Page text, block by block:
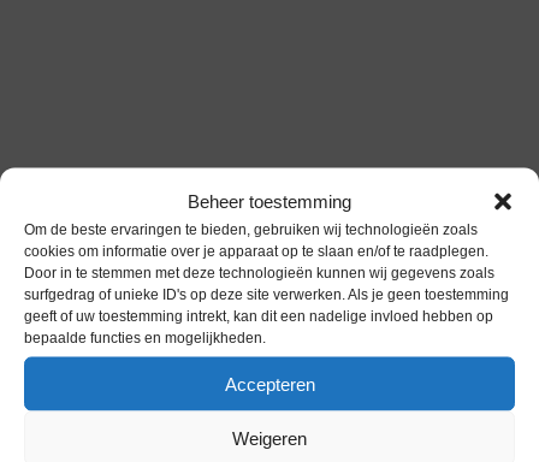
Beheer toestemming
Om de beste ervaringen te bieden, gebruiken wij technologieën zoals
cookies om informatie over je apparaat op te slaan en/of te raadplegen.
Door in te stemmen met deze technologieën kunnen wij gegevens zoals
surfgedrag of unieke ID's op deze site verwerken. Als je geen toestemming
geeft of uw toestemming intrekt, kan dit een nadelige invloed hebben op
bepaalde functies en mogelijkheden.
Accepteren
Weigeren